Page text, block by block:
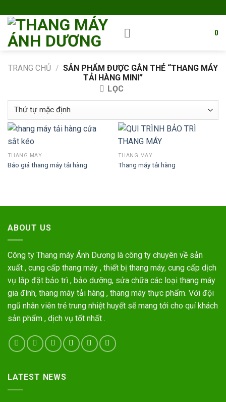
to
content
0
TRANG CHỦ / SẢN PHẨM ĐƯỢC GẮN THẺ “THANG MÁY
TẢI HÀNG MINI”
LỌC
THANG MÁY
Báo giá thang máy tải hàng
THANG MÁY
Thang máy tải hàng
ABOUT US
Công ty Thang máy Ánh Dương là công ty chuyên về sản
xuất , cung cấp thang máy , thiết bị thang máy, cung cấp dịch
vụ lắp đặt bảo trì , bảo dưỡng, sửa chữa các loại thang máy
gia đình, thang máy tải hàng , thang máy thực phẩm. Với đội
ngũ nhân viên trẻ trung nhiệt huyết sẽ mang tới cho quí khách
sản phẩm , dịch vụ tốt nhất .
LATEST NEWS